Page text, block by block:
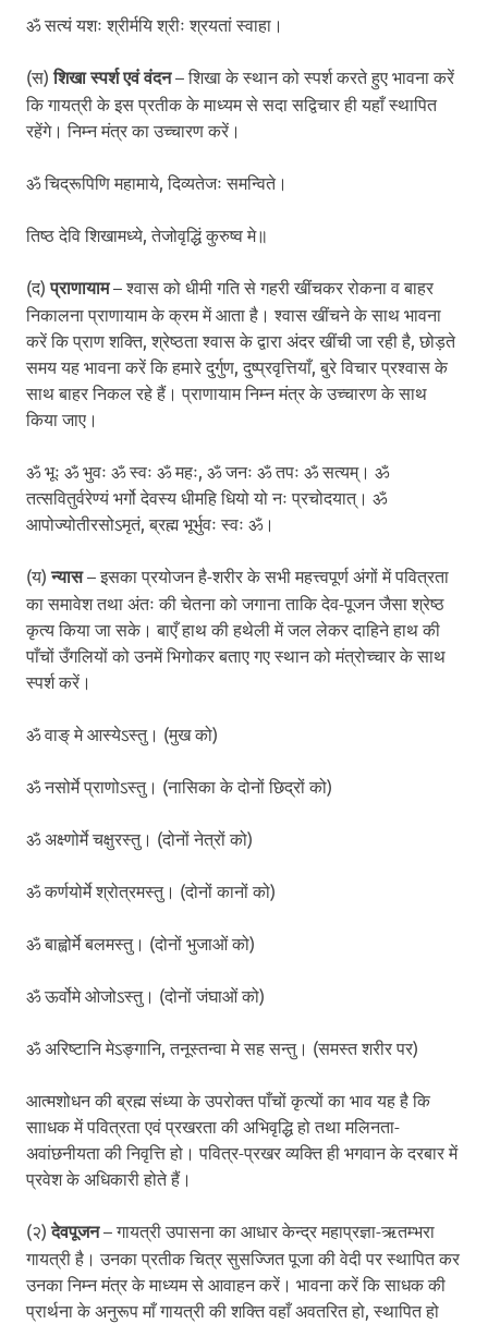
ॐ सत्यं यशः श्रीर्मयि श्रीः श्रयतां स्वाहा।
(स)शिखा स्पर्श एवं वंदन– शिखा के स्थान को स्पर्श करते हुए भावना करें
कि गायत्री के इस प्रतीक के माध्यम से सदा सद्विचार ही यहाँ स्थापित
रहेंगे। निम्न मंत्र का उच्चारण करें।
ॐ चिद्रूपिणि महामाये, दिव्यतेजः समन्विते।
तिष्ठ देवि शिखामध्ये, तेजोवृद्धिं कुरुष्व मे॥
(द)प्राणायाम– श्वास को धीमी गति से गहरी खींचकर रोकना व बाहर
निकालना प्राणायाम के क्रम में आता है। श्वास खींचने के साथ भावना
करें कि प्राण शक्ति, श्रेष्ठता श्वास के द्वारा अंदर खींची जा रही है, छोड़ते
समय यह भावना करें कि हमारे दुर्गुण, दुष्प्रवृत्तियाँ, बुरे विचार प्रश्वास के
साथ बाहर निकल रहे हैं। प्राणायाम निम्न मंत्र के उच्चारण के साथ
किया जाए।
ॐ भूः ॐ भुवः ॐ स्वः ॐ महः, ॐ जनः ॐ तपः ॐ सत्यम्। ॐ
तत्सवितुर्वरेण्यं भर्गो देवस्य धीमहि धियो यो नः प्रचोदयात्। ॐ
आपोज्योतीरसोऽमृतं, ब्रह्म भूर्भुवः स्वः ॐ।
(य)न्यास– इसका प्रयोजन है-शरीर के सभी महत्त्वपूर्ण अंगों में पवित्रता
का समावेश तथा अंतः की चेतना को जगाना ताकि देव-पूजन जैसा श्रेष्ठ
कृत्य किया जा सके। बाएँ हाथ की हथेली में जल लेकर दाहिने हाथ की
पाँचों उँगलियों को उनमें भिगोकर बताए गए स्थान को मंत्रोच्चार के साथ
स्पर्श करें।
ॐ वाङ् मे आस्येऽस्तु। (मुख को)
ॐ नसोर्मे प्राणोऽस्तु। (नासिका के दोनों छिद्रों को)
ॐ अक्ष्णोर्मे चक्षुरस्तु। (दोनों नेत्रों को)
ॐ कर्णयोर्मे श्रोत्रमस्तु। (दोनों कानों को)
ॐ बाह्वोर्मे बलमस्तु। (दोनों भुजाओं को)
ॐ ऊर्वोमे ओजोऽस्तु। (दोनों जंघाओं को)
ॐ अरिष्टानि मेऽङ्गानि, तनूस्तन्वा मे सह सन्तु। (समस्त शरीर पर)
आत्मशोधन की ब्रह्म संध्या के उपरोक्त पाँचों कृत्यों का भाव यह है कि
सााधक में पवित्रता एवं प्रखरता की अभिवृद्धि हो तथा मलिनता-
अवांछनीयता की निवृत्ति हो। पवित्र-प्रखर व्यक्ति ही भगवान के दरबार में
प्रवेश के अधिकारी होते हैं।
(२)देवपूजन– गायत्री उपासना का आधार केन्द्र महाप्रज्ञा-ऋतम्भरा
गायत्री है। उनका प्रतीक चित्र सुसज्जित पूजा की वेदी पर स्थापित कर
उनका निम्न मंत्र के माध्यम से आवाहन करें। भावना करें कि साधक की
प्रार्थना के अनुरूप माँ गायत्री की शक्ति वहाँ अवतरित हो, स्थापित हो